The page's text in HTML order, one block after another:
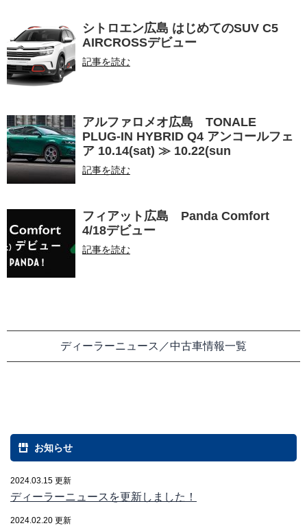
シトロエン広島 はじめてのSUV C5
AIRCROSSデビュー
記事を読む
アルファロメオ広島 TONALE
PLUG-IN HYBRID Q4 アンコールフェ
ア 10.14(sat) ≫ 10.22(sun
記事を読む
フィアット広島 Panda Comfort
4/18デビュー
記事を読む
ディーラーニュース／中古車情報一覧
お知らせ
2024.03.15 更新
ディーラーニュースを更新しました！
2024.02.20 更新